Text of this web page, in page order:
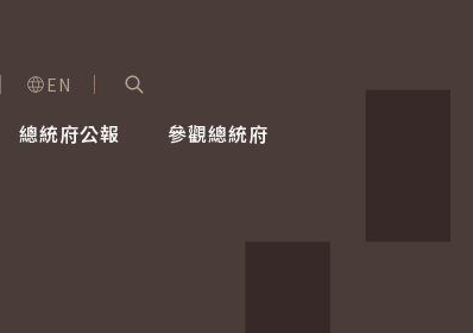
級選單
EN
總統府公報 參觀總統府